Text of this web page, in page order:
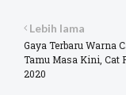
Lebih lama
Gaya Terbaru Warna
Tamu Masa Kini, Cat
2020